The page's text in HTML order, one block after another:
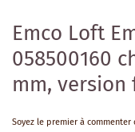
Emco Loft
058500160
mm, version
Soyez le premier à
images
gallery